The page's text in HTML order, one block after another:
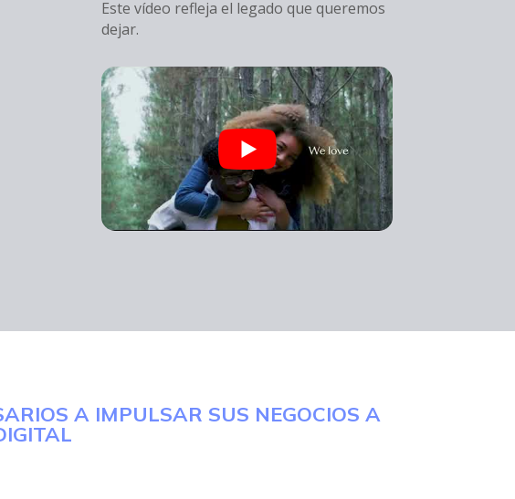
Este vídeo refleja el legado que queremos
dejar.
A IMPULSAR SUS NEGOCIOS A